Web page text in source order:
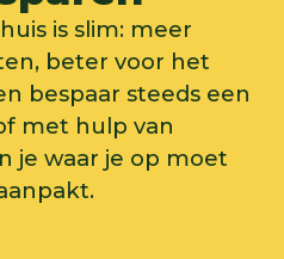
is slim: meer
beter voor het
bespaar steeds een
met hulp van
je waar je op moet